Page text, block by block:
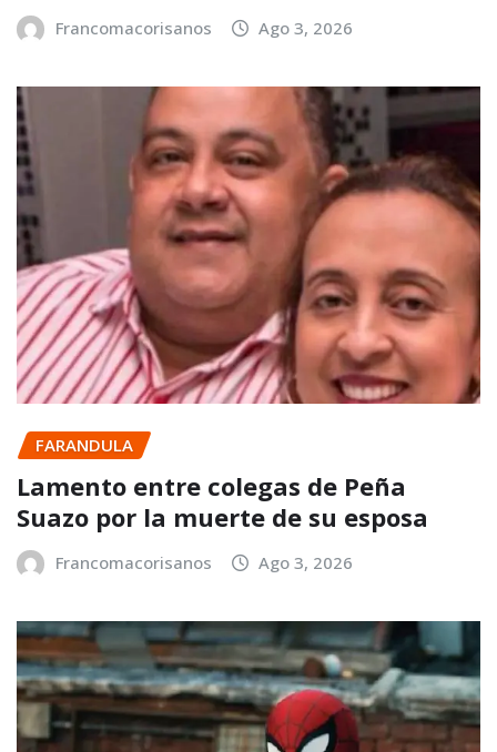
Francomacorisanos Ago 3, 2026
FARANDULA
Lamento entre colegas de Peña
Suazo por la muerte de su esposa
Francomacorisanos Ago 3, 2026